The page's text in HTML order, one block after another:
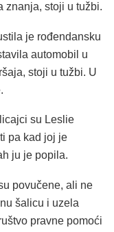
znanja, stoji u tužbi.
je rođendansku
automobil u
stoji u tužbi. U
su Leslie
pa kad joj je
ju je popila.
povučene, ali ne
šalicu i uzela
pravne pomoći